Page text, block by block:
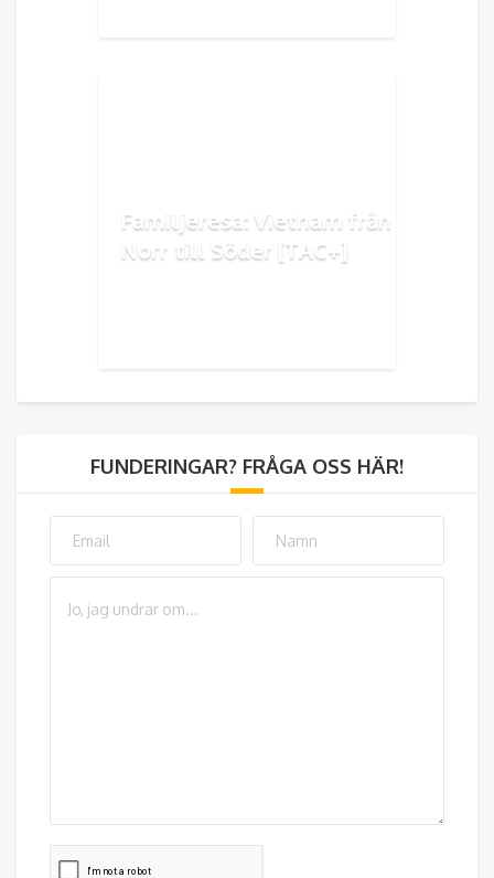
Familjeresa: Vietnam från
Norr till Söder [TAC+]
FUNDERINGAR? FRÅGA OSS HÄR!